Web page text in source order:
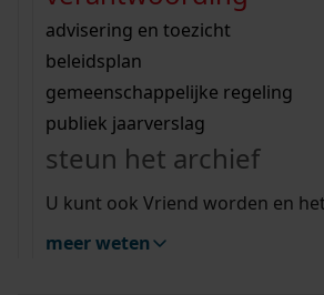
bouwvergunningen
omgevingsvergunningen
vergunningen
beeld en geluid
uitleg nodig?
Wij helpen u op weg met een
bekijk alle zoektips
Wij helpen u op weg met een
bekijk alle zoektips
bekijk ons geschiedenislokaal
advisering en toezicht
beleidsplan
gemeenschappelijke regeling
publiek jaarverslag
steun het archief
U kunt ook Vriend worden en
meer weten
zoektips
Mijn Studiezaal (inloggen)